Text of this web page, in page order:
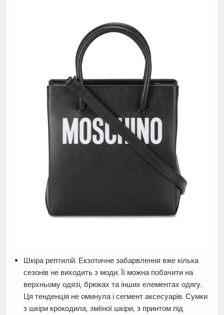
Шкіра рептилій. Екзотичне забарвлення вже кілька
сезонів не виходить з моди. Її можна побачити на
верхньому одязі, брюках та інших елементах одягу.
Ця тенденція не оминула і сегмент аксесуарів. Сумки
з шкіри крокодила, зміїної шкіри, з принтом під